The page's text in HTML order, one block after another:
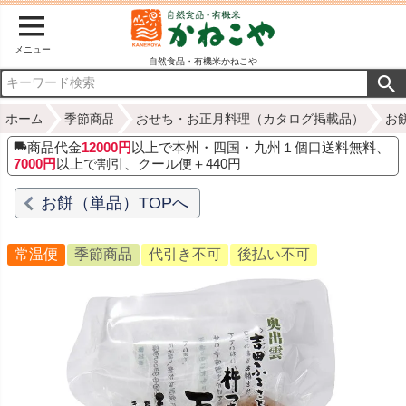
メニュー
自然食品・有機米かねこや
ホーム 季節商品 おせち・お正月料理（カタログ掲載品） お
商品代金12000円 以上で本州・四国・九州１個口送料無料、
7000円 以上で割引、クール便＋440円
お餅（単品）TOPへ
常温便 季節商品 代引き不可 後払い不可